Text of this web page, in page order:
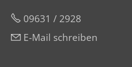
09631 / 2928
E-Mail schreiben